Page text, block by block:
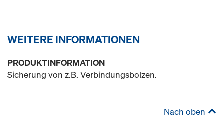
WEITERE INFORMATIONEN
PRODUKTINFORMATION
Sicherung von z.B. Verbindungsbolzen.
Nach oben